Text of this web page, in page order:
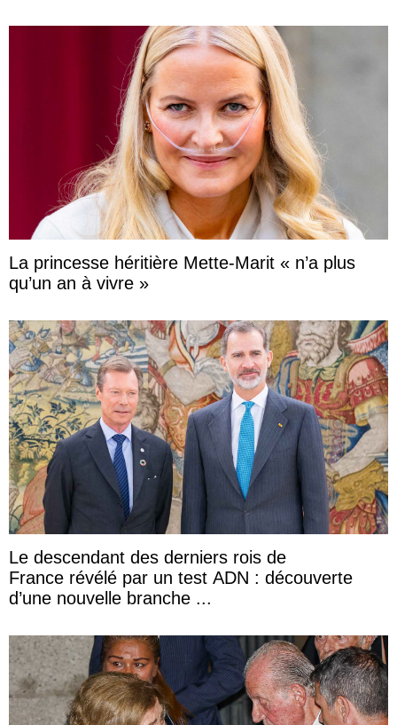
La princesse héritière Mette-Marit « n’a plus
qu’un an à vivre »
Le descendant des derniers rois de
France révélé par un test ADN : découverte
d’une nouvelle branche ...